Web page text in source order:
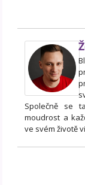
Společně se
moudrost a
ve svém životě